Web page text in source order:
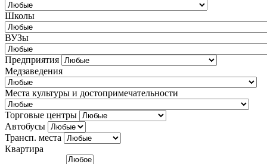
Школы
ВУЗы
Предприятия
Медзаведения
Места культуры и достопримечательности
Торговые центры
Автобусы
Трансп. места
Квартира